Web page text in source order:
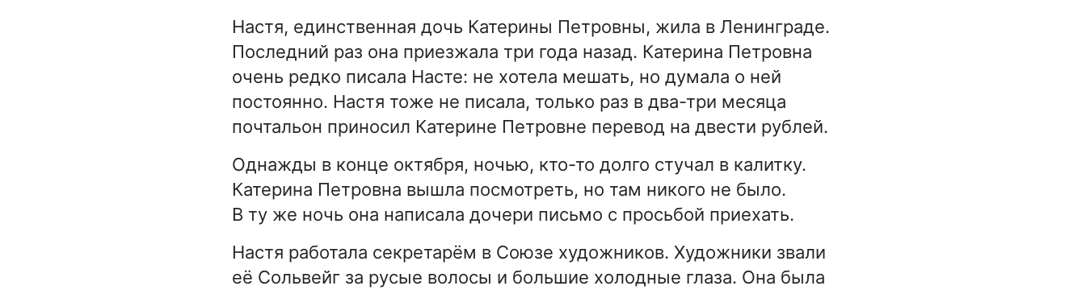
Настя, единственная дочь Катерины Петровны, жила в Ленинграде.
Последний раз она приезжала три года назад. Катерина Петровна
очень редко писала Насте: не хотела мешать, но думала о ней
постоянно. Настя тоже не писала, только раз в два-три месяца
почтальон приносил Катерине Петровне перевод на двести рублей.
Однажды в конце октября, ночью, кто-то долго стучал в калитку.
Катерина Петровна вышла посмотреть, но там никого не было.
В ту же ночь она написала дочери письмо с просьбой приехать.
Настя работала секретарём в Союзе художников. Художники звали
её Сольвейг за русые волосы и большие холодные глаза. Она была